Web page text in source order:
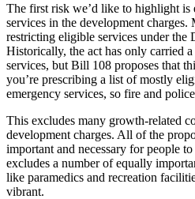
The first risk we’d like to highlight is
services in the development
restricting eligible services under the
Historically, the act has only carried
services, but Bill 108 proposes that
you’re prescribing a list of mostly
emergency services, so fire and
This excludes many growth-related
development charges. All of the
important and necessary for people
excludes a number of equally
like paramedics and recreation
vibrant.